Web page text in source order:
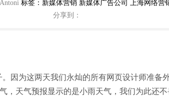
标签：新媒体营销 新媒体广告公司 上海网络营
分享到：
因为这两天我们永灿的所有网页设计师准备
，天气预报显示的是小雨天气，我们为此还